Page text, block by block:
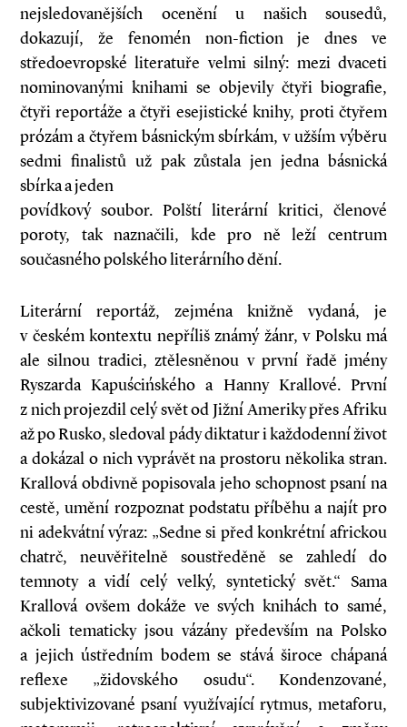
nejsledovanějších ocenění u našich sousedů,
dokazují, že fenomén non-fiction je dnes ve
středoevropské literatuře velmi silný: mezi dvaceti
nominovanými knihami se objevily čtyři biografie,
čtyři reportáže a čtyři esejistické knihy, proti čtyřem
prózám a čtyřem básnickým sbírkám, v užším výběru
sedmi finalistů už pak zůstala jen jedna básnická
sbírka a jeden
povídkový soubor. Polští literární kritici, členové
poroty, tak naznačili, kde pro ně leží centrum
současného polského literárního dění.
Literární reportáž, zejména knižně vydaná, je
v českém kontextu nepříliš známý žánr, v Polsku má
ale silnou tradici, ztělesněnou v první řadě jmény
Ryszarda Kapuścińského a Hanny Krallové. První
z nich projezdil celý svět od Jižní Ameriky přes Afriku
až po Rusko, sledoval pády diktatur i každodenní život
a dokázal o nich vyprávět na prostoru několika stran.
Krallová obdivně popisovala jeho schopnost psaní na
cestě, umění rozpoznat podstatu příběhu a najít pro
ni adekvátní výraz: „Sedne si před konkrétní africkou
chatrč, neuvěřitelně soustředěně se zahledí do
temnoty a vidí celý velký, syntetický svět.“ Sama
Krallová ovšem dokáže ve svých knihách to samé,
ačkoli tematicky jsou vázány především na Polsko
a jejich ústředním bodem se stává široce chápaná
reflexe „židovského osudu“. Kondenzované,
subjektivizované psaní využívající rytmus, metaforu,